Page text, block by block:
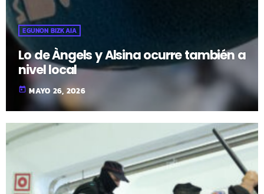
EGUNON BIZKAIA
Lo de Àngels y Alsina ocurre también a
nivel local
today MAYO 26, 2026